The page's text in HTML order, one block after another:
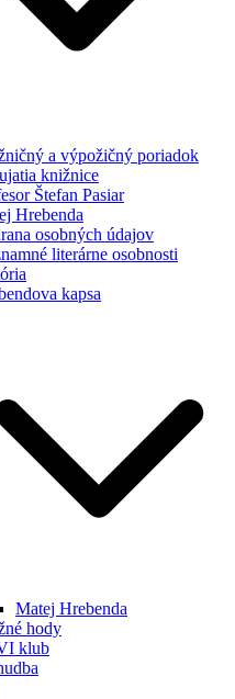
a výpožičný poriadok
knižnice
Štefan Pasiar
Hrebenda
osobných údajov
literárne osobnosti
kapsa
Matej Hrebenda
hody
klub